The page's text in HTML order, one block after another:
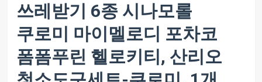
쓰레받기 6종 시나모롤
쿠로미 마이멜로디 포차코
폼폼푸린 헬로키티, 산리오